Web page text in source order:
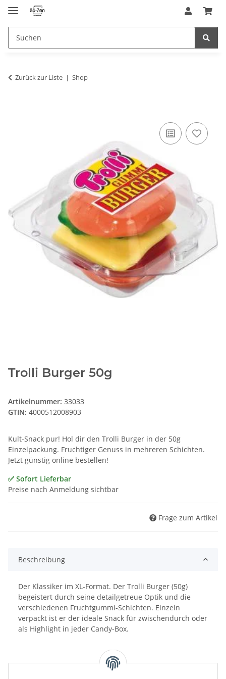
Zurück zur Liste Shop
Trolli Burger 50g
Artikelnummer: 33033
GTIN: 4000512008903
Kult-Snack pur! Hol dir den Trolli Burger in der 50g
Einzelpackung. Fruchtiger Genuss in mehreren Schichten.
Jetzt günstig online bestellen!
✅ Sofort Lieferbar
Preise nach Anmeldung sichtbar
Frage zum Artikel
Beschreibung
Der Klassiker im XL-Format. Der Trolli Burger (50g)
begeistert durch seine detailgetreue Optik und die
verschiedenen Fruchtgummi-Schichten. Einzeln
verpackt ist er der ideale Snack für zwischendurch oder
als Highlight in jeder Candy-Box.